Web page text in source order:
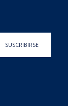
SUSCRIBIRSE